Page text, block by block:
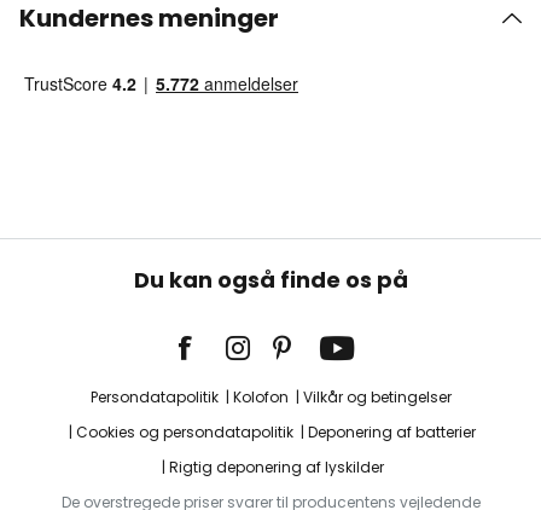
Kundernes meninger
Du kan også finde os på
Persondatapolitik Kolofon
Vilkår og betingelser
Cookies og persondatapolitik
Deponering af batterier
Rigtig deponering af lyskilder
De overstregede priser svarer til producentens vejledende